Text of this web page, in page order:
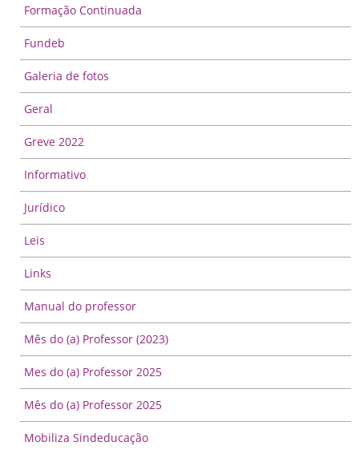
Formação Continuada
Fundeb
Galeria de fotos
Geral
Greve 2022
Informativo
Jurídico
Leis
Links
Manual do professor
Mês do (a) Professor (2023)
Mes do (a) Professor 2025
Mês do (a) Professor 2025
Mobiliza Sindeducação